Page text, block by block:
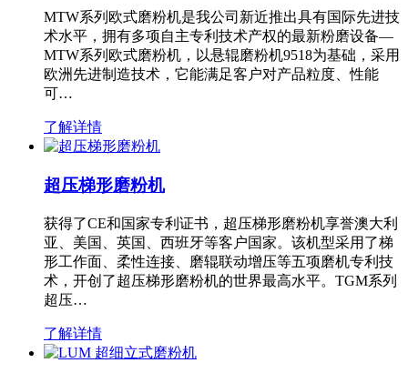
MTW系列欧式磨粉机是我公司新近推出具有国际先进技
术水平，拥有多项自主专利技术产权的最新粉磨设备—
MTW系列欧式磨粉机，以悬辊磨粉机9518为基础，采用
欧洲先进制造技术，它能满足客户对产品粒度、性能
可…
了解详情
超压梯形磨粉机
获得了CE和国家专利证书，超压梯形磨粉机享誉澳大利
亚、美国、英国、西班牙等客户国家。该机型采用了梯
形工作面、柔性连接、磨辊联动增压等五项磨机专利技
术，开创了超压梯形磨粉机的世界最高水平。TGM系列
超压…
了解详情